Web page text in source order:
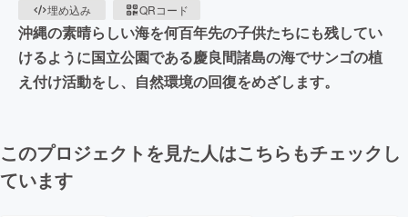
埋め込み
QRコード
沖縄の素晴らしい海を何百年先の子供たちにも残してい
けるように国立公園である慶良間諸島の海でサンゴの植
え付け活動をし、自然環境の回復をめざします。
このプロジェクトを見た人はこちらもチェックし
ています